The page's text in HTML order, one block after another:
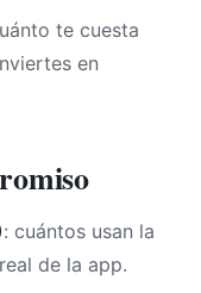
te cuesta
en
: cuántos usan la
de la app.